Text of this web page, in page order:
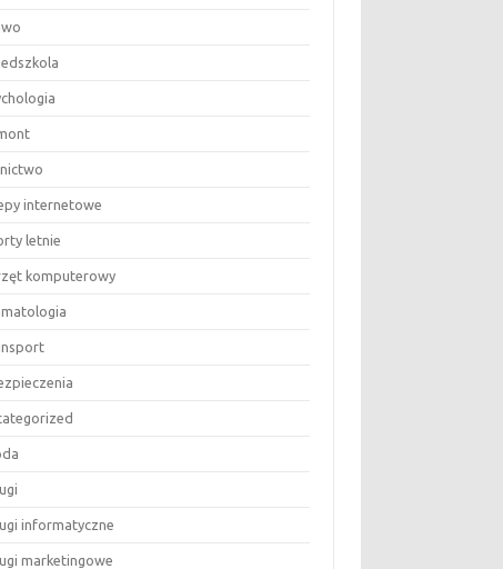
internetowe
letnie
komputerowy
informatyczne
marketingowe